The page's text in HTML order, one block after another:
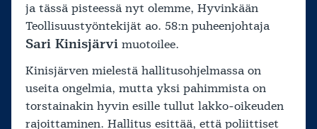
ja tässä pisteessä nyt olemme, Hyvinkään
Teollisuustyöntekijät ao. 58:n puheenjohtaja
Sari Kinisjärvi muotoilee.
Kinisjärven mielestä hallitusohjelmassa on
useita ongelmia, mutta yksi pahimmista on
torstainakin hyvin esille tullut lakko-oikeuden
rajoittaminen. Hallitus esittää, että poliittiset